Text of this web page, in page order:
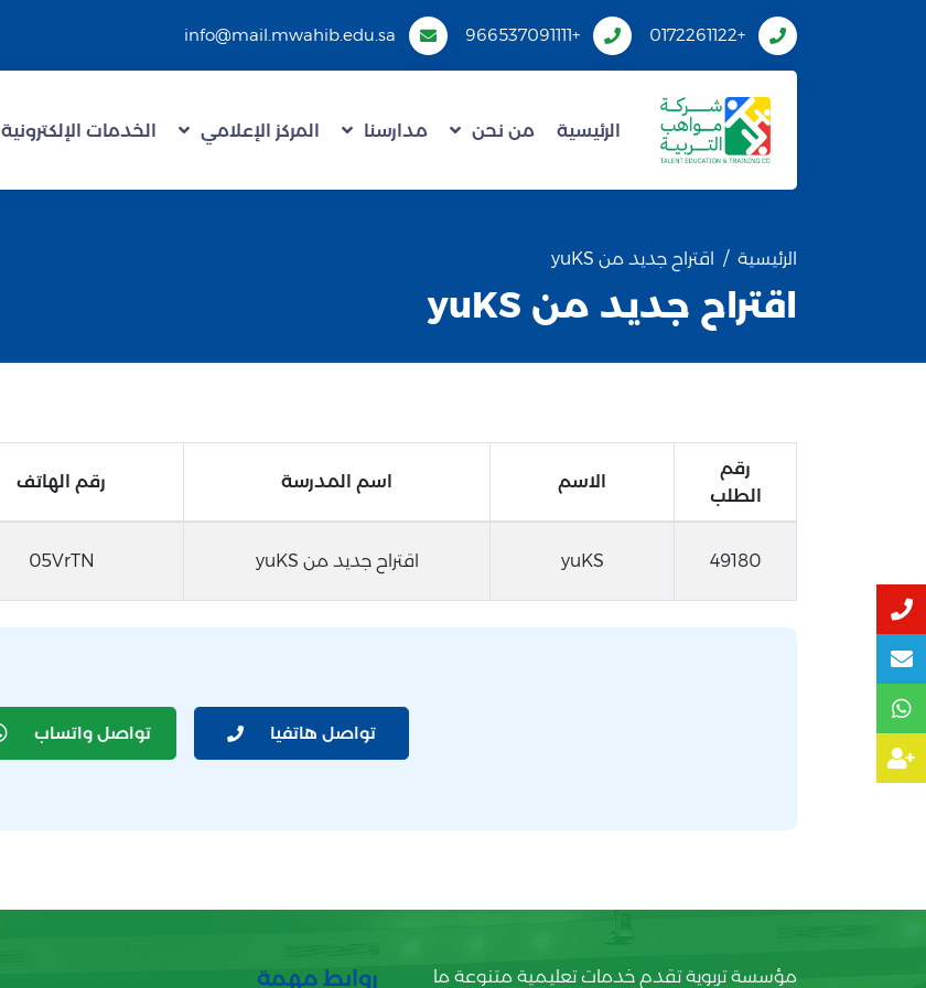
+0172261122
+966537091111
info@mail.mwahib.edu.sa
الرئيسية من نحن مدارسنا المركز الإعلامي الخدمات الإلكترونية
الرئيسية اقتراح جديد من yuKS
اقتراح جديد من yuKS
رقم
الطلب
الاسم اسم المدرسة رقم الهاتف
49180
yuKS اقتراح جديد من yuKS 05VrTN
تواصل هاتفيا تواصل واتساب
مؤسسة تربوية تقدم خدمات تعليمية متنوعة ما روابط مهمة